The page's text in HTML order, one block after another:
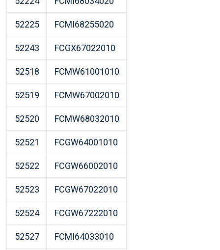
52225 FCMI68255020
52243 FCGX67022010
52518 FCMW61001010
52519 FCMW67002010
52520 FCMW68032010
52521 FCGW64001010
52522 FCGW66002010
52523 FCGW67022010
52524 FCGW67222010
52527 FCMI64033010